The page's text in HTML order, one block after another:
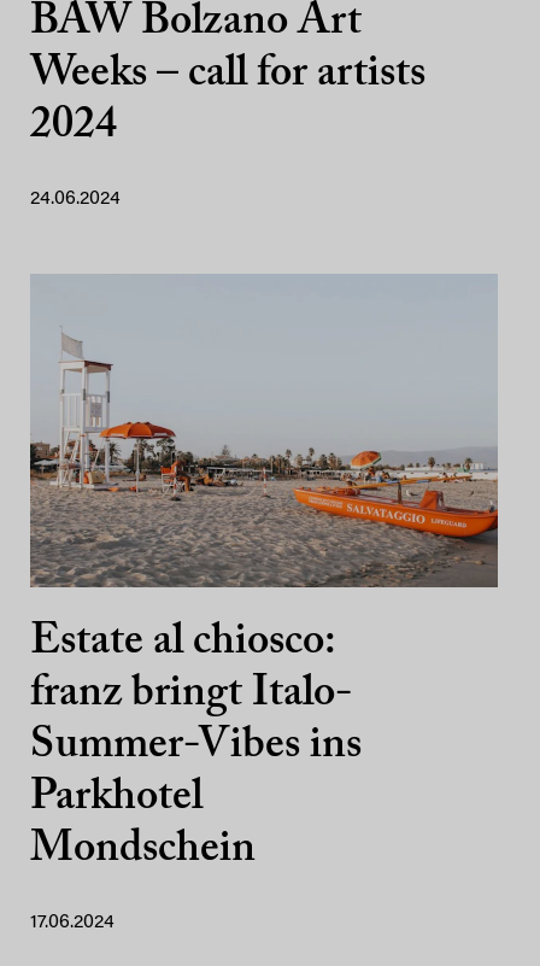
BAW Bolzano Art
Weeks – call for artists
2024
24.06.2024
Estate al chiosco:
franz bringt Italo-
Summer-Vibes ins
Parkhotel
Mondschein
17.06.2024